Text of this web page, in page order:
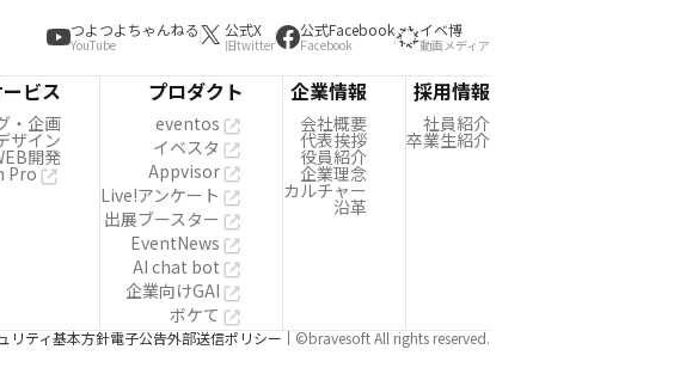
つよつよちゃんねる
YouTube
公式X
旧twitter
公式Facebook
Facebook
イベ博
動画メディア
ビス
・企画
ザイン
開発
Pro
プロダクト
eventos
イベスタ
Appvisor
Live!アンケート
出展ブースター
EventNews
AI chat bot
企業向けGAI
ボケて
企業情報
会社概要
代表挨拶
役員紹介
企業理念
カルチャー
沿革
採用情報
社員紹介
卒業生紹介
リティ基本方針電子公告外部送信ポリシー ©bravesoft All rights reserved.